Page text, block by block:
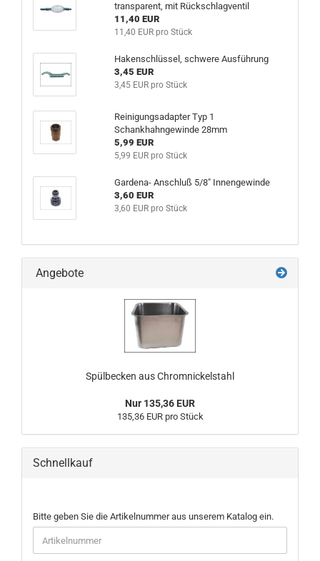
transparent, mit Rückschlagventil
11,40 EUR
11,40 EUR pro Stück
Hakenschlüssel, schwere Ausführung
3,45 EUR
3,45 EUR pro Stück
Reinigungsadapter Typ 1
Schankhahngewinde 28mm
5,99 EUR
5,99 EUR pro Stück
Gardena- Anschluß 5/8" Innengewinde
3,60 EUR
3,60 EUR pro Stück
Angebote
Spülbecken aus Chromnickelstahl
Nur 135,36 EUR
135,36 EUR pro Stück
Schnellkauf
BITTE
GEBEN
SIE
DIE
Bitte geben Sie die Artikelnummer aus unserem Katalog ein.